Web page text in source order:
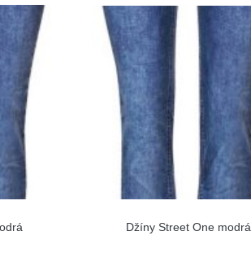
Džíny Street One modrá